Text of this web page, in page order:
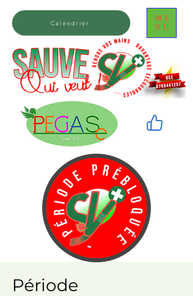
ME
NU
Calendrier
Période